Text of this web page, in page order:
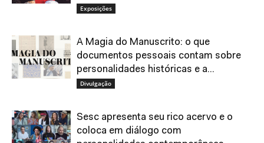
Exposições
A Magia do Manuscrito: o que
documentos pessoais contam sobre
personalidades históricas e a...
Divulgação
Sesc apresenta seu rico acervo e o
coloca em diálogo com